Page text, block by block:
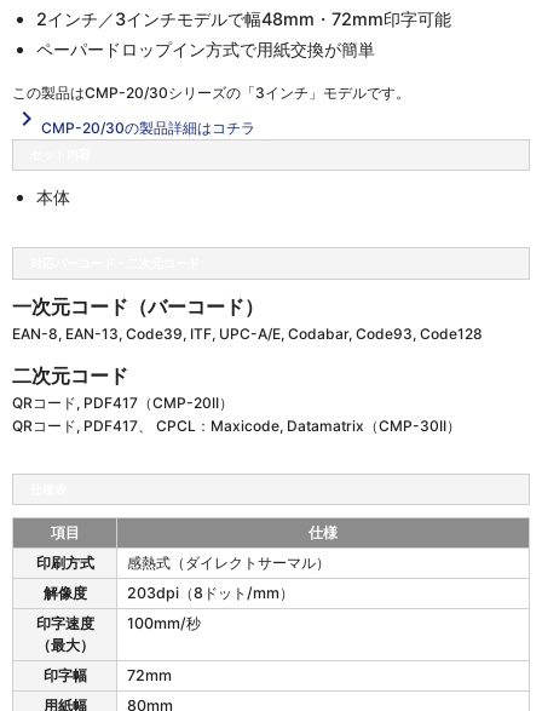
2インチ／3インチモデルで幅48mm・72mm印字可能
ペーパードロップイン方式で用紙交換が簡単
この製品はCMP-20/30シリーズの「3インチ」 モデルです。
navigate_next CMP-20/30の製品詳細はコチラ
本体
一次元コード（バーコード）
EAN-8, EAN-13, Code39, ITF, UPC-A/E, Codabar, Code93, Code128
二次元コード
QRコード, PDF417（CMP-20II）
QRコード, PDF417、 CPCL：Maxicode, Datamatrix（CMP-30II）
M
0
/
項目
仕様
印刷方式
感熱式（ダイレクトサーマル）
解像度
203dpi（8ドット/mm）
印字速度
（最大）
100mm/秒
印字幅
72mm
用紙幅
80mm